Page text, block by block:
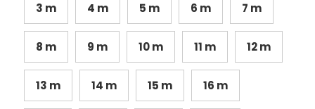
3 m 4 m 5 m 6 m 7 m
8 m 9 m 10 m 11 m 12 m
13 m 14 m 15 m 16 m